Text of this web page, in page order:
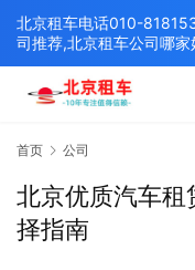
首页 公司
北京优质汽车
择指南
北京租车电话010-
司推荐,北京租车公司哪
决方案,打造北京优质的租